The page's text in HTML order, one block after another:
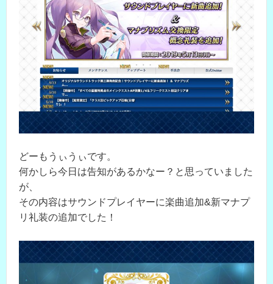
どーもうぃうぃです。
何かしら今日は告知があるかなー？と思っていました
が、
その内容はサウンドプレイヤーに楽曲追加&新マナプ
リ礼装の追加でした！